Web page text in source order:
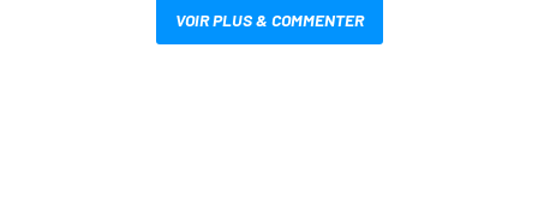
VOIR PLUS & COMMENTER